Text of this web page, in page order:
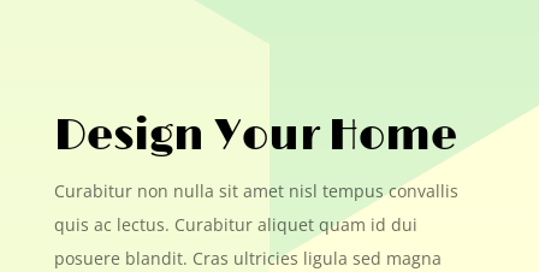
Design Your Home
Curabitur non nulla sit amet nisl tempus convallis
quis ac lectus. Curabitur aliquet quam id dui
posuere blandit. Cras ultricies ligula sed magna